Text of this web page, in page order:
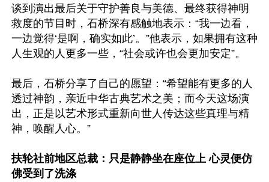
谈到演出最后关于守护善良与美德、最终获得神明
救度的节目时，石桥深有感触地表示：“我一边看，
一边觉得‘是啊，确实如此’。”他表示，如果拥有这种
人生观的人更多一些，“社会或许也会更加安定”。
最后，石桥分享了自己的愿望：“希望能有更多的人
透过神韵，亲近中华古典艺术之美；而今天这场演
出，正是以艺术形式重新向世人传达这些真理与精
神，唤醒人心。”
扶轮社前地区总裁：只是静静坐在座位上 心灵便仿
佛受到了洗涤